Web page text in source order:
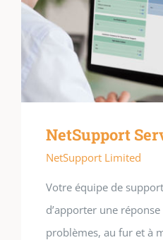
NetSupport
NetSupport Limited
Votre équipe de
d’apporter une
problèmes, au fur et à